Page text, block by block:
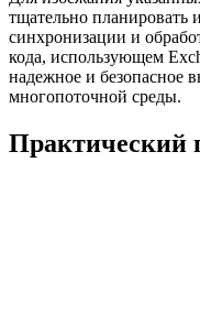
тщательно планировать
синхронизации и
кода, использующем
надежное и безопасное
многопоточной среды.
Практический